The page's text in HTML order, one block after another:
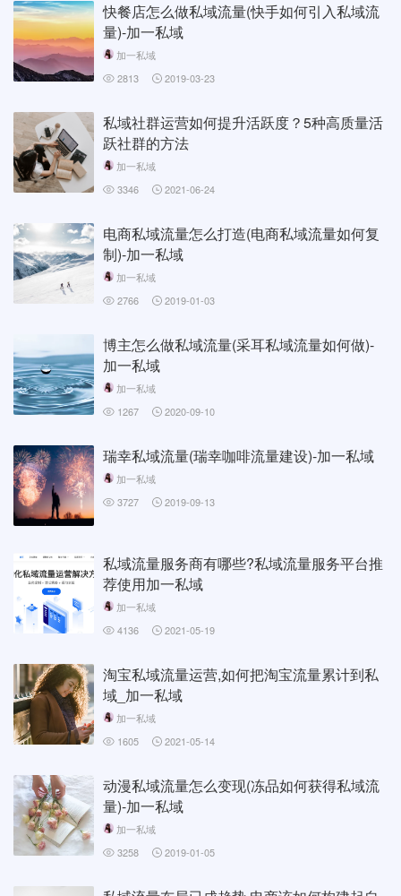
快餐店怎么做私域流量(快手如何引入私域流
量)-加一私域
加一私域
2813
2019-03-23
私域社群运营如何提升活跃度？5种高质量活
跃社群的方法
加一私域
3346
2021-06-24
电商私域流量怎么打造(电商私域流量如何复
制)-加一私域
加一私域
2766
2019-01-03
博主怎么做私域流量(采耳私域流量如何做)-
加一私域
加一私域
1267
2020-09-10
瑞幸私域流量(瑞幸咖啡流量建设)-加一私域
加一私域
3727
2019-09-13
私域流量服务商有哪些?私域流量服务平台推
荐使用加一私域
加一私域
4136
2021-05-19
淘宝私域流量运营,如何把淘宝流量累计到私
域_加一私域
加一私域
1605
2021-05-14
动漫私域流量怎么变现(冻品如何获得私域流
量)-加一私域
加一私域
3258
2019-01-05